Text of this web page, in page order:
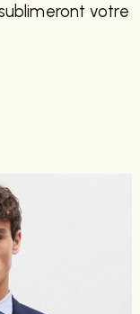
votre